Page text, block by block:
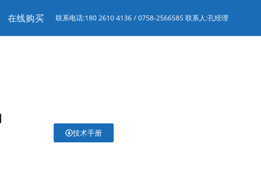
联系电话:180 2610 4136 / 0758-2566585 联系人:孔经理
在线购买
技术手册